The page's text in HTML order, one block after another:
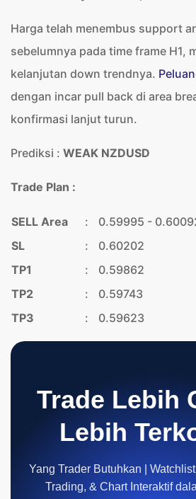
Harga telah menembus support
sebelumnya pada time frame H1,
kelanjutan down trendnya.
dengan incar pull back di area
konfirmasi lanjut turun.
Prediksi : WEAK NZDUSD
Trade Plan :
SELL Area :
0.59995 -
SL
:
0.60202
TP1
:
0.59862
TP2
:
0.59743
TP3
: 0.59623
Trade Lebih
Lebih
Yang Trader Butuhkan |
Trading, & Chart Interaktif